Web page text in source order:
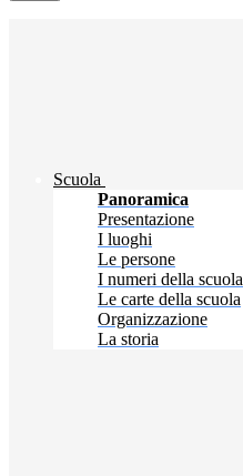
Scuola
Panoramica
Presentazione
I luoghi
Le persone
I numeri della scuola
Le carte della scuola
Organizzazione
La storia